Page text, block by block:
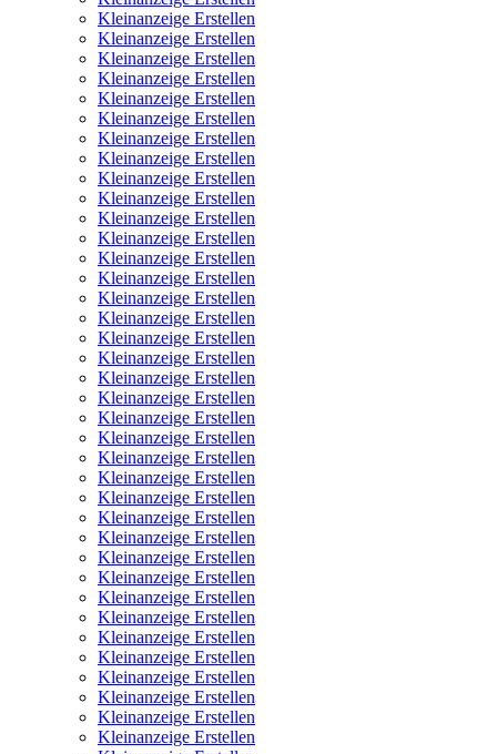
Kleinanzeige Erstellen
Kleinanzeige Erstellen
Kleinanzeige Erstellen
Kleinanzeige Erstellen
Kleinanzeige Erstellen
Kleinanzeige Erstellen
Kleinanzeige Erstellen
Kleinanzeige Erstellen
Kleinanzeige Erstellen
Kleinanzeige Erstellen
Kleinanzeige Erstellen
Kleinanzeige Erstellen
Kleinanzeige Erstellen
Kleinanzeige Erstellen
Kleinanzeige Erstellen
Kleinanzeige Erstellen
Kleinanzeige Erstellen
Kleinanzeige Erstellen
Kleinanzeige Erstellen
Kleinanzeige Erstellen
Kleinanzeige Erstellen
Kleinanzeige Erstellen
Kleinanzeige Erstellen
Kleinanzeige Erstellen
Kleinanzeige Erstellen
Kleinanzeige Erstellen
Kleinanzeige Erstellen
Kleinanzeige Erstellen
Kleinanzeige Erstellen
Kleinanzeige Erstellen
Kleinanzeige Erstellen
Kleinanzeige Erstellen
Kleinanzeige Erstellen
Kleinanzeige Erstellen
Kleinanzeige Erstellen
Kleinanzeige Erstellen
Kleinanzeige Erstellen